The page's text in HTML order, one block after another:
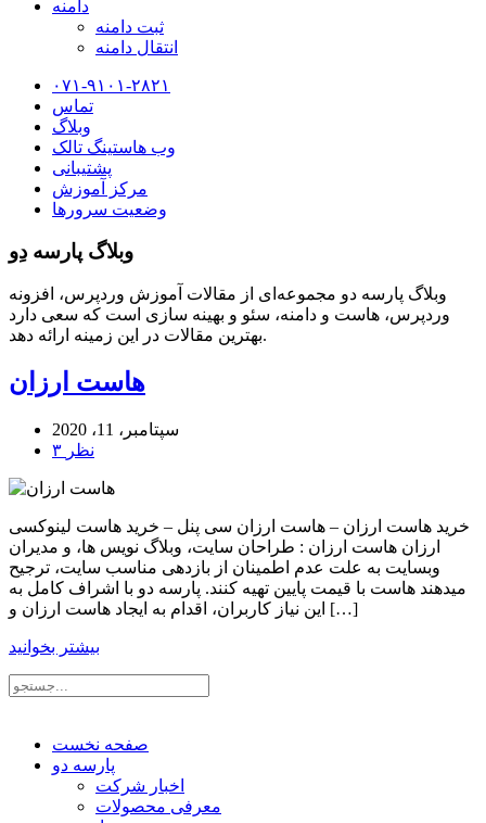
دامنه
ثبت دامنه
انتقال دامنه
۰۷۱-۹۱۰۱-۲۸۲۱
تماس
وبلاگ
وب هاستینگ تالک
پشتیبانی
مرکز آموزش
وضعیت سرورها
وبلاگ پارسه دِو
وبلاگ پارسه دو مجموعه‌ای از مقالات آموزش وردپرس، افزونه
وردپرس، هاست و دامنه، سئو و بهینه سازی است که سعی دارد
بهترین مقالات در این زمینه ارائه دهد.
هاست ارزان
سپتامبر، 11، 2020
۳ نظر
خرید هاست ارزان – هاست ارزان سی پنل – خرید هاست لینوکسی
ارزان هاست ارزان : طراحان سایت، وبلاگ نویس ها، و مدیران
وبسایت به علت عدم اطمینان از بازدهی مناسب سایت، ترجیح
میدهند هاست با قیمت پایین تهیه کنند. پارسه دو با اشراف کامل به
این نیاز کاربران، اقدام به ایجاد هاست ارزان و […]
بیشتر بخوانید
صفحه نخست
پارسه دو
اخبار شرکت
معرفی محصولات